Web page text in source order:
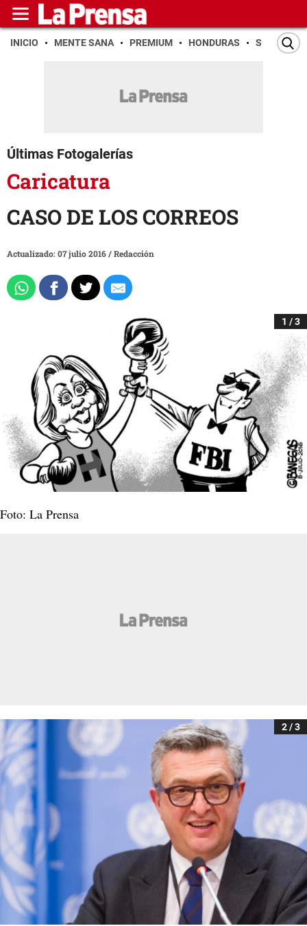
INICIO MENTE SANA PREMIUM HONDURAS SAN PEDRO
Últimas Fotogalerías
Caricatura
CASO DE LOS CORREOS
Actualizado: 07 julio 2016/Redacción
1 / 3
Foto: La Prensa
2 / 3